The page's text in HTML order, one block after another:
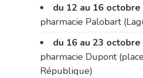
du 12 au 16 octobre
pharmacie Palobart
du 16 au 23 octobre
pharmacie Dupont
République)